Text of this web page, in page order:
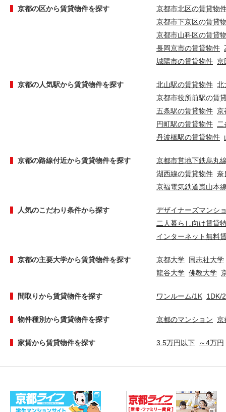
京都の区から賃貸物件を探す
京都市北区の賃貸物
京都市下京区の賃貸
京都市山科区の賃貸
長岡京市の賃貸物件
城陽市の賃貸物件 京
京都の人気駅から賃貸物件を探す 北山駅の賃貸物件 北
京都市役所前駅の賃
五条駅の賃貸物件 京
円町駅の賃貸物件 二
丹波橋駅の賃貸物件
京都の路線付近から賃貸物件を探す
京都市営地下鉄烏丸
湖西線の賃貸物件 奈
京福電気鉄道嵐山本
人気のこだわり条件から探す
デザイナーズマンシ
二人暮らし向け賃貸
インターネット無料
京都の主要大学から賃貸物件を探す 京都大学 同志社大学
龍谷大学 佛教大学
間取りから賃貸物件を探す ワンルーム/1K 1DK/
物件種別から賃貸物件を探す 京都のマンション 京
家賃から賃貸物件を探す 3.5万円以下 ～4万円